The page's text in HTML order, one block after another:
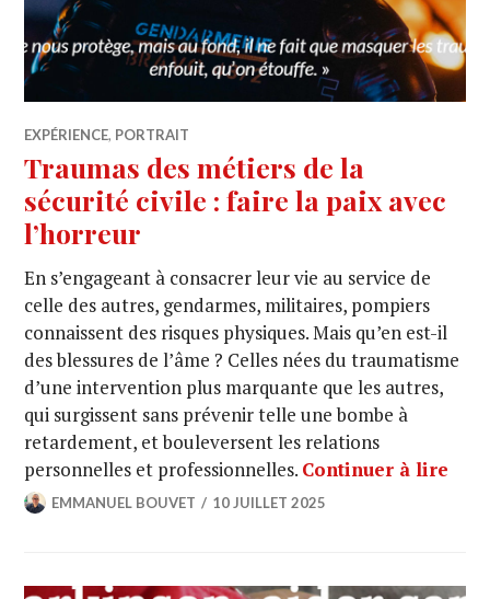
EXPÉRIENCE, PORTRAIT
Traumas des métiers de la
sécurité civile : faire la paix avec
l’horreur
En s’engageant à consacrer leur vie au service de
celle des autres, gendarmes, militaires, pompiers
connaissent des risques physiques. Mais qu’en est-il
des blessures de l’âme ? Celles nées du traumatisme
d’une intervention plus marquante que les autres,
qui surgissent sans prévenir telle une bombe à
retardement, et bouleversent les relations
personnelles et professionnelles. Continuer à lire
EMMANUEL BOUVET 10 JUILLET 2025